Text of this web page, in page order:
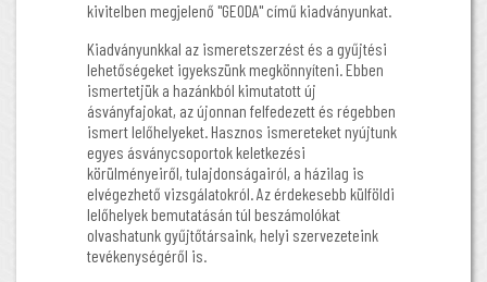
kivitelben megjelenő "GEODA" című kiadványunkat.
Kiadványunkkal az ismeretszerzést és a gyűjtési
lehetőségeket igyekszünk megkönnyíteni. Ebben
ismertetjük a hazánkból kimutatott új
ásványfajokat, az újonnan felfedezett és régebben
ismert lelőhelyeket. Hasznos ismereteket nyújtunk
egyes ásványcsoportok keletkezési
körülményeiről, tulajdonságairól, a házilag is
elvégezhető vizsgálatokról. Az érdekesebb külföldi
lelőhelyek bemutatásán túl beszámolókat
olvashatunk gyűjtőtársaink, helyi szervezeteink
tevékenységéről is.